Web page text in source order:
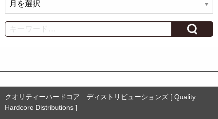
ー
カ
イ
Search
クオリティーハードコア ディストリビューションズ [ Quality
Hardcore Distributions ]